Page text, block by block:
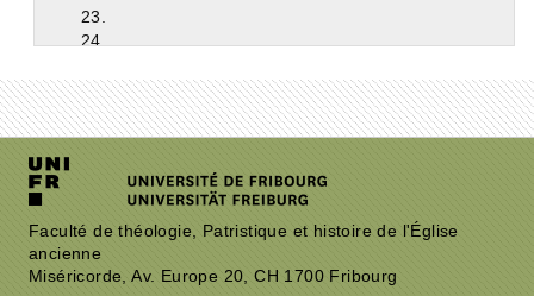
23.
24.
26.
27.
28.
32.
33.
34.
Faculté de théologie, Patristique et histoire de l'Église
ancienne
Miséricorde, Av. Europe 20, CH 1700 Fribourg